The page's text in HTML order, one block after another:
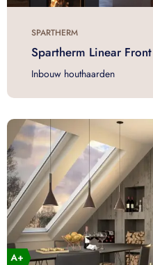
SPARTHERM
Spartherm Linear Front
Inbouw houthaarden